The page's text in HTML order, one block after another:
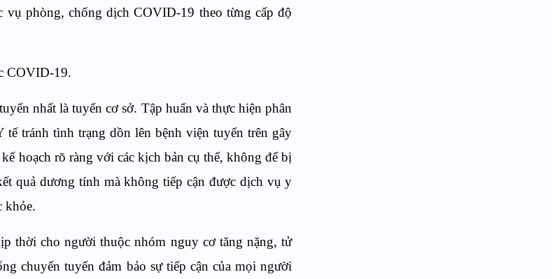
phòng, chống dịch COVID-19 theo từng cấp độ
COVID-19.
nhất là tuyến cơ sở. Tập huấn và thực hiện phân
tránh tình trạng dồn lên bệnh viện tuyến trên gây
hoạch rõ ràng với các kịch bản cụ thể, không để bị
quả dương tính mà không tiếp cận được dịch vụ y
khỏe.
thời cho người thuộc nhóm nguy cơ tăng nặng, tử
chuyển tuyến đảm bảo sự tiếp cận của mọi người